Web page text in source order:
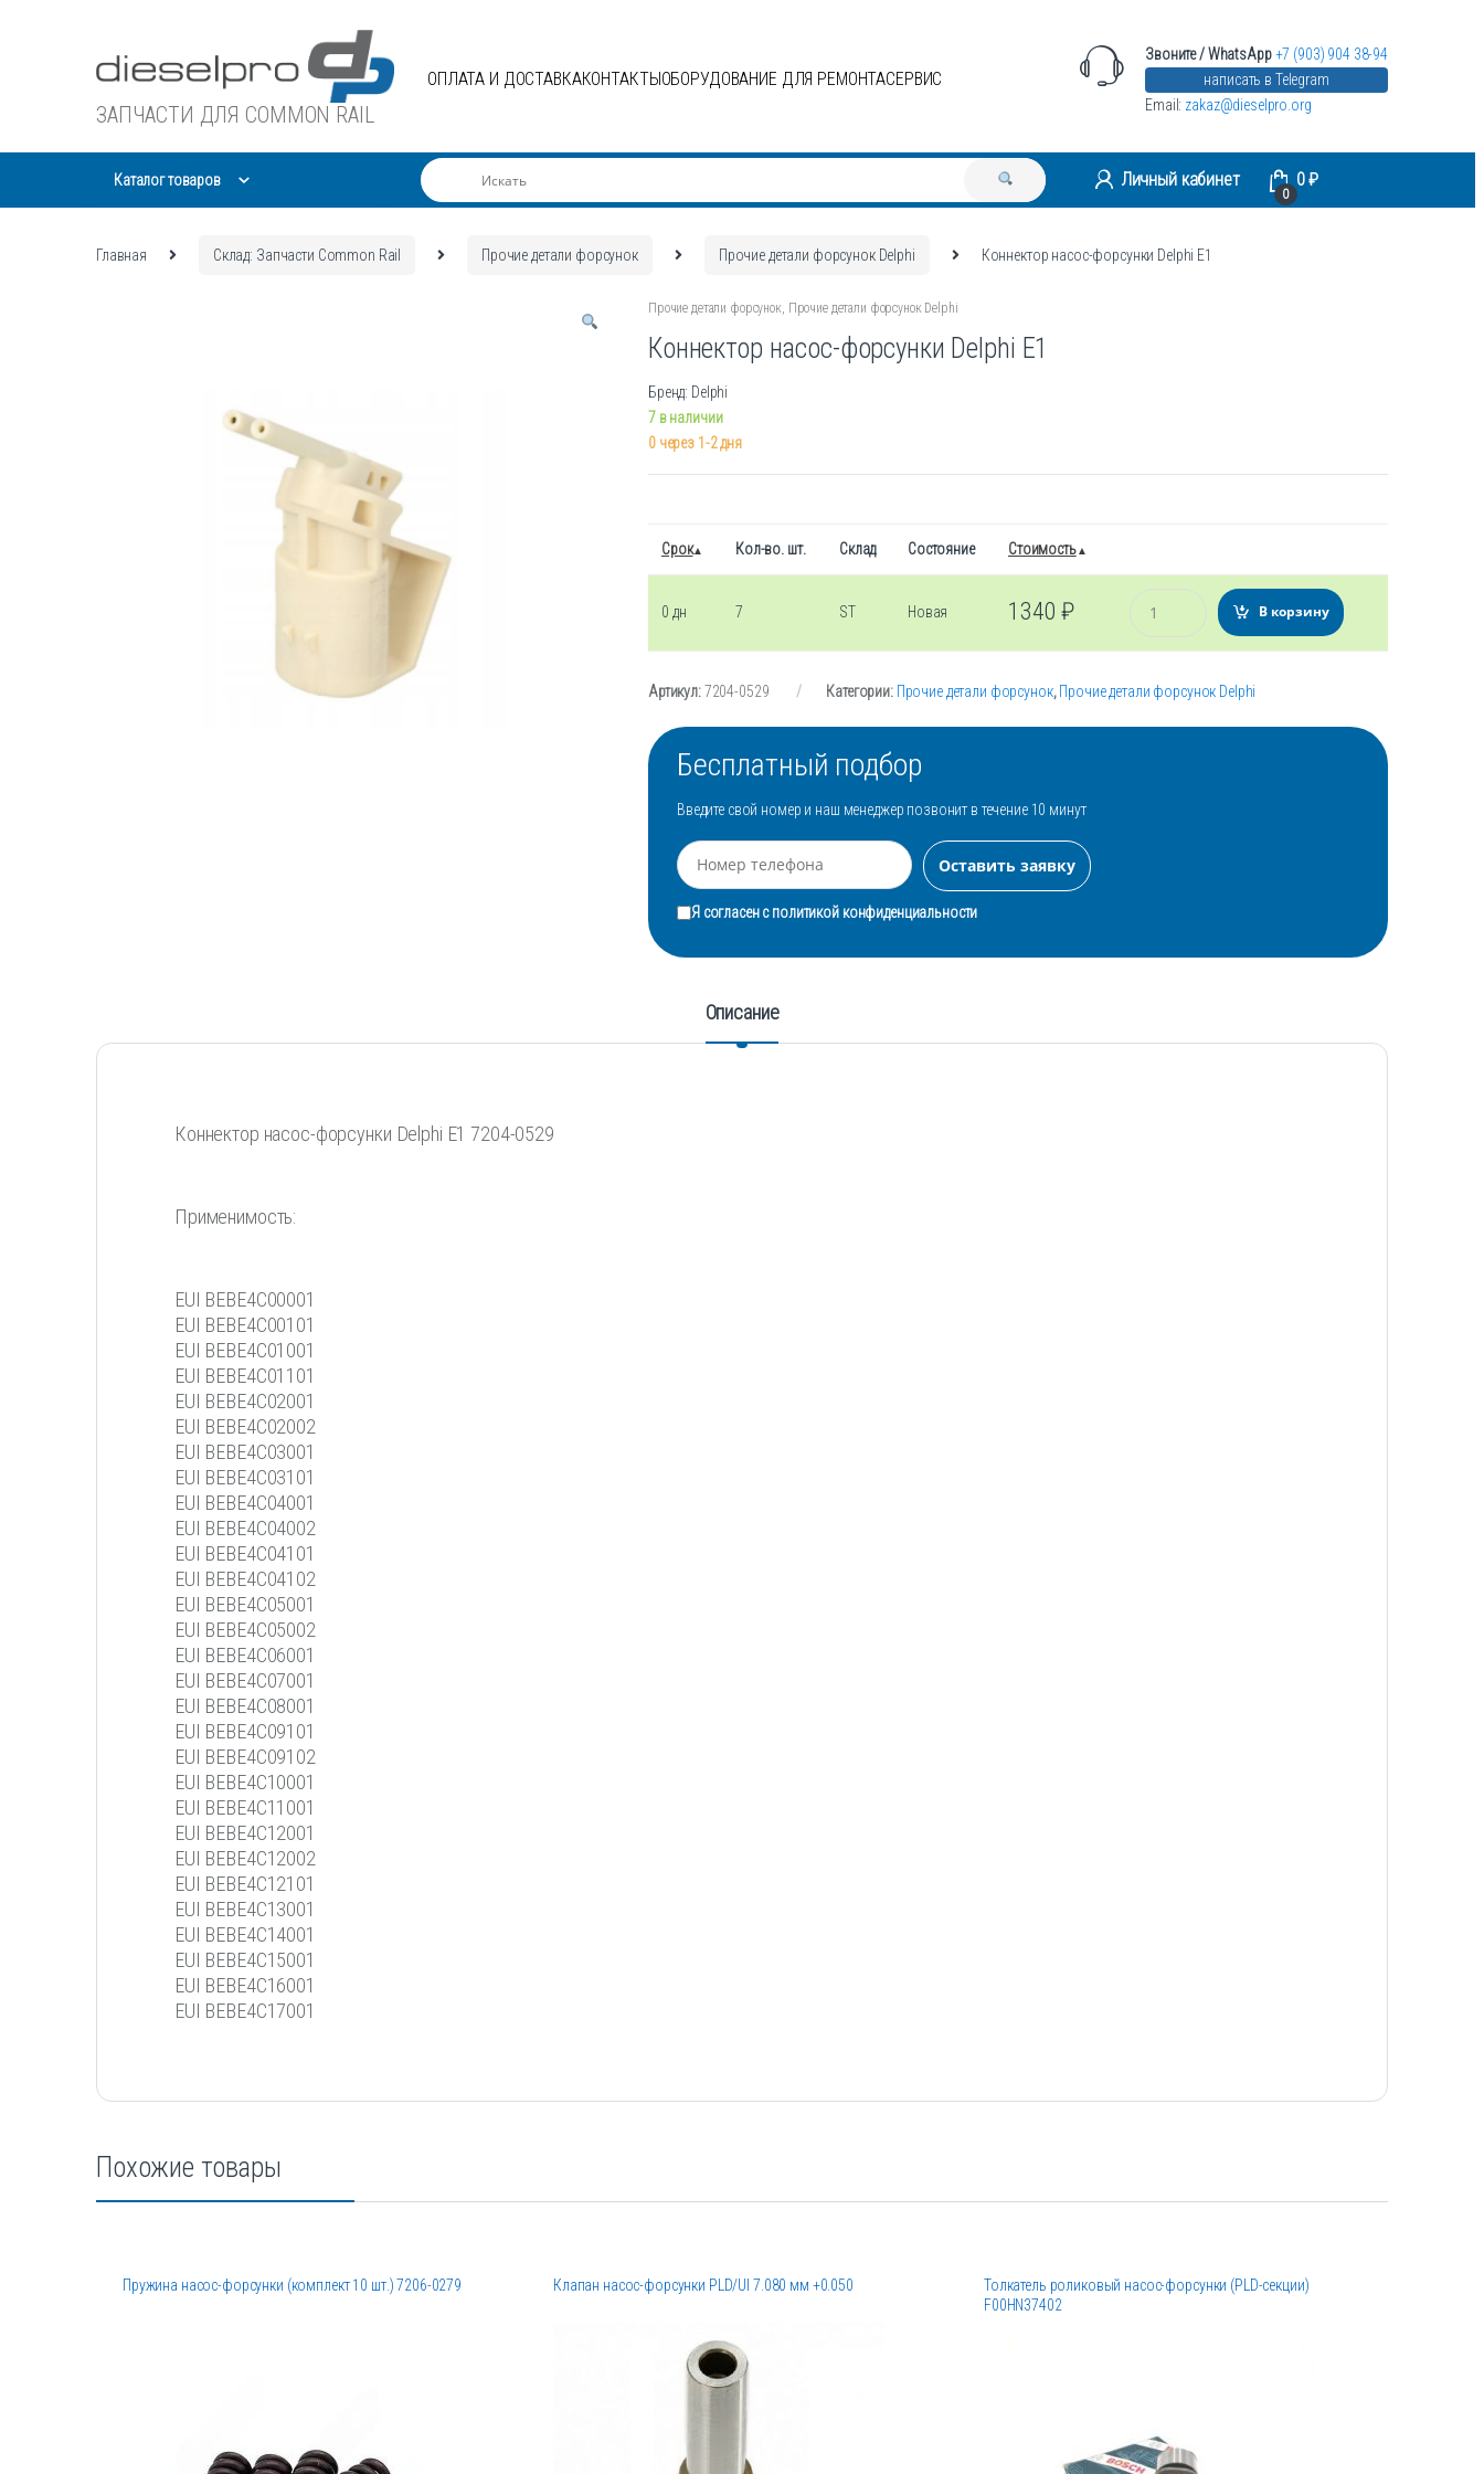
ЗАПЧАСТИ ДЛЯ COMMON RAIL
ОПЛАТА И ДОСТАВКАКОНТАКТЫ ОБОРУДОВАНИЕ ДЛЯ РЕМОНТАСЕРВИС
Звоните / WhatsApp+7 (903) 904 38-94
написать в Telegram
Email: zakaz@dieselpro.org
Каталог товаров Личный кабинет
0
0₽
Главная Склад: Запчасти Common Rail Прочие детали форсунок Прочие детали форсунок Delphi Коннектор насос-форсунки Delphi E1
Прочие детали форсунок, Прочие детали форсунок Delphi
Коннектор насос-форсунки Delphi E1
Бренд: Delphi
7 в наличии
0 через 1-2 дня
Срок Кол-во. шт. Склад Состояние Стоимость
0 дн 7 ST Новая 1340₽ Количество
В корзину
Артикул:7204-0529 Категории: Прочие детали форсунок, Прочие детали форсунок Delphi
Бесплатный подбор
Введите свой номер и наш менеджер позвонит в течение 10 минут
Я согласен сполитикой конфиденциальности
Описание
Коннектор насос-форсунки Delphi E1 7204-0529
Применимость:
EUI BEBE4C00001
EUI BEBE4C00101
EUI BEBE4C01001
EUI BEBE4C01101
EUI BEBE4C02001
EUI BEBE4C02002
EUI BEBE4C03001
EUI BEBE4C03101
EUI BEBE4C04001
EUI BEBE4C04002
EUI BEBE4C04101
EUI BEBE4C04102
EUI BEBE4C05001
EUI BEBE4C05002
EUI BEBE4C06001
EUI BEBE4C07001
EUI BEBE4C08001
EUI BEBE4C09101
EUI BEBE4C09102
EUI BEBE4C10001
EUI BEBE4C11001
EUI BEBE4C12001
EUI BEBE4C12002
EUI BEBE4C12101
EUI BEBE4C13001
EUI BEBE4C14001
EUI BEBE4C15001
EUI BEBE4C16001
EUI BEBE4C17001
Похожие товары
Пружина насос-форсунки (комплект 10 шт.) 7206-0279 Клапан насос-форсунки PLD/UI 7.080 мм +0.050
Толкатель роликовый насос-форсунки (PLD-секции)
F00HN37402